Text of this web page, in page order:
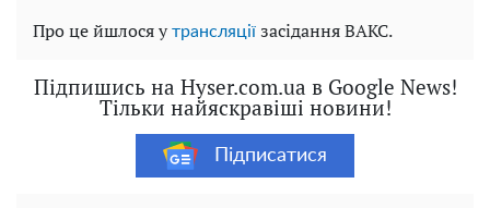
Про це йшлося утрансляції засідання ВАКС.
Підпишись на Hyser.com.ua в Google News!
Тільки найяскравіші новини!
Підписатися